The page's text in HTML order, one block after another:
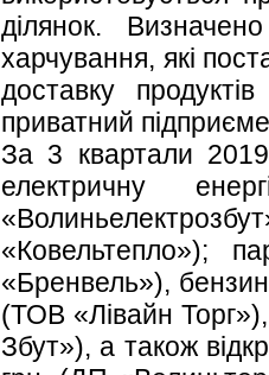
ділянок.
харчування, які
доставку
приватний
За 3 квартали 2019
електричну
«Ковельтепло»);
«Бренвель»),
(ТОВ «Лівайн
Збут»), а також